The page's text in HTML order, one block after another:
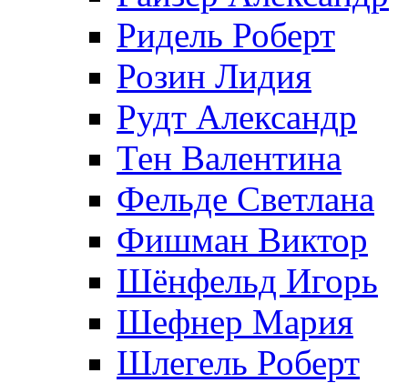
Ридель Роберт
Розин Лидия
Рудт Александр
Тен Валентина
Фельде Светлана
Фишман Виктор
Шёнфельд Игорь
Шефнер Мария
Шлегель Роберт